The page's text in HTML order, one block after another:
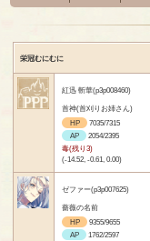
栄冠むにむに
紅迅 斬華(p3p008460)
首神(首刈りお姉さん)
HP
7035/7315
AP
2054/2395
毒(残り3)
(-14.52, -0.61, 0.00)
ゼファー(p3p007625)
薔薇の名前
HP
9355/9655
AP
1762/2597